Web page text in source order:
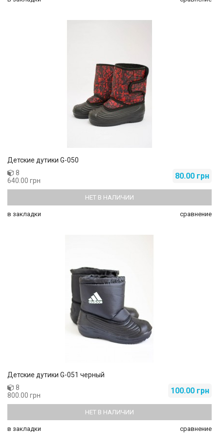
Детские дутики G-050
80.00 грн
8
640.00 грн
НЕТ В НАЛИЧИИ
в закладки сравнение
Детские дутики G-051 черный
100.00 грн
8
800.00 грн
НЕТ В НАЛИЧИИ
в закладки сравнение